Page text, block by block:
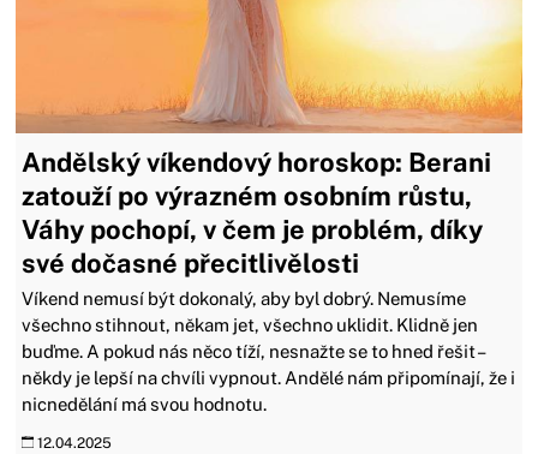
Andělský víkendový horoskop: Berani
zatouží po výrazném osobním růstu,
Váhy pochopí, v čem je problém, díky
své dočasné přecitlivělosti
Víkend nemusí být dokonalý, aby byl dobrý. Nemusíme
všechno stihnout, někam jet, všechno uklidit. Klidně jen
buďme. A pokud nás něco tíží, nesnažte se to hned řešit –
někdy je lepší na chvíli vypnout. Andělé nám připomínají, že i
nicnedělání má svou hodnotu.
12.04.2025